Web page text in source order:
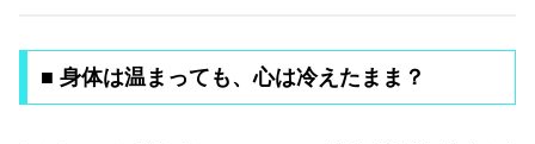
■ 身体は温まっても、心は冷えたまま？